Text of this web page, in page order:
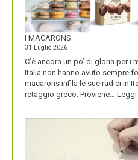
I MACARONS
31 Luglio 2026
C’è ancora un po’ di gloria per
Italia non hanno avuto sempre
macarons infila le sue radici in
retaggio greco. Proviene…